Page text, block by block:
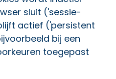
sluit ('sessie-
actief ('persistent
bij een
toegepast